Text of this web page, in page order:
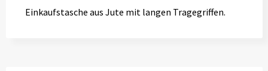
Einkaufstasche aus Jute mit langen Tragegriffen.